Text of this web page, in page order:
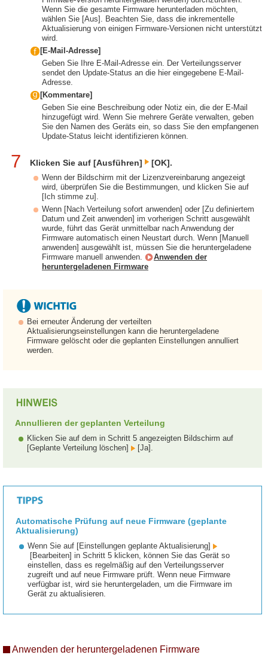
Wenn Sie die gesamte Firmware herunterladen möchten,
wählen Sie [Aus]. Beachten Sie, dass die inkrementelle
Aktualisierung von einigen Firmware-Versionen nicht unterstützt
wird.
[E-Mail-Adresse]
Geben Sie Ihre E-Mail-Adresse ein. Der Verteilungsserver
sendet den Update-Status an die hier eingegebene E-Mail-
Adresse.
[Kommentare]
Geben Sie eine Beschreibung oder Notiz ein, die der E-Mail
hinzugefügt wird. Wenn Sie mehrere Geräte verwalten, geben
Sie den Namen des Geräts ein, so dass Sie den empfangenen
Update-Status leicht identifizieren können.
7 Klicken Sie auf [Ausführen] [OK].
Wenn der Bildschirm mit der Lizenzvereinbarung angezeigt
wird, überprüfen Sie die Bestimmungen, und klicken Sie auf
[Ich stimme zu].
Wenn [Nach Verteilung sofort anwenden] oder [Zu definiertem
Datum und Zeit anwenden] im vorherigen Schritt ausgewählt
wurde, führt das Gerät unmittelbar nach Anwendung der
Firmware automatisch einen Neustart durch. Wenn [Manuell
anwenden] ausgewählt ist, müssen Sie die heruntergeladene
Firmware manuell anwenden.
Anwenden der
heruntergeladenen Firmware
Bei erneuter Änderung der verteilten
Aktualisierungseinstellungen kann die heruntergeladene
Firmware gelöscht oder die geplanten Einstellungen annulliert
werden.
Annullieren der geplanten Verteilung
Klicken Sie auf dem in Schritt 5 angezeigten Bildschirm auf
[Geplante Verteilung löschen]
[Ja].
Automatische Prüfung auf neue Firmware (geplante
Aktualisierung)
Wenn Sie auf [Einstellungen geplante Aktualisierung]
[Bearbeiten] in Schritt 5 klicken, können Sie das Gerät so
einstellen, dass es regelmäßig auf den Verteilungsserver
zugreift und auf neue Firmware prüft. Wenn neue Firmware
verfügbar ist, wird sie heruntergeladen, um die Firmware im
Gerät zu aktualisieren.
Anwenden der heruntergeladenen Firmware